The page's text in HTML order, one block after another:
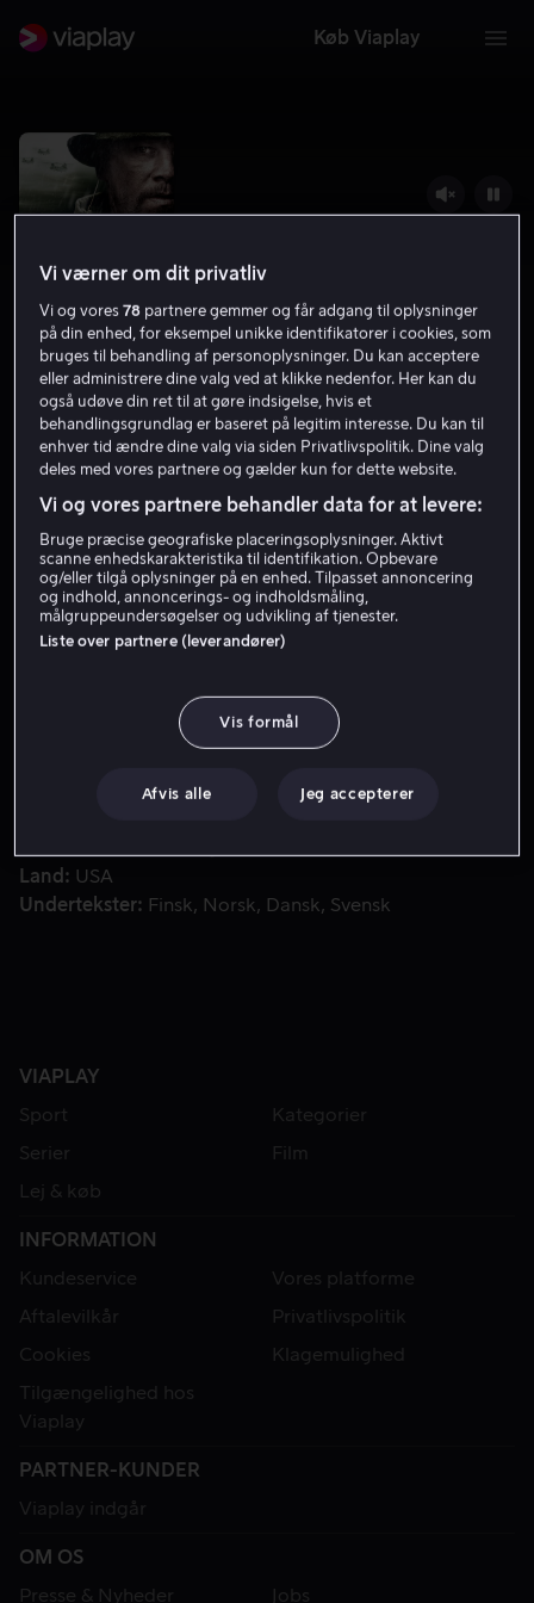
Køb Viaplay
Lone Survivor
7.5 Action 2013 1 t. 56 min
15 år
HD
Få Viaplay
hemmelig mission: At opspore og dræbe en berygtet
talebanleder i Afghanistan.
Mark Wahlberg Taylor Kitsch
Land
USA
Undertekster
Finsk Norsk Dansk Svensk
VIAPLAY
Sport
Kategorier
Serier
Film
Lej & køb
INFORMATION
Kundeservice
Vores platforme
Aftalevilkår
Privatlivspolitik
Cookies
Klagemulighed
Tilgængelighed hos
Viaplay
PARTNER-KUNDER
Viaplay indgår
OM OS
Presse & Nyheder
Jobs
Vi værner om dit privatliv
Vi og vores78 partnere gemmer og får adgang til oplysninger
på din enhed, for eksempel unikke identifikatorer i cookies, som
bruges til behandling af personoplysninger. Du kan acceptere
eller administrere dine valg ved at klikke nedenfor. Her kan du
også udøve din ret til at gøre indsigelse, hvis et
behandlingsgrundlag er baseret på legitim interesse. Du kan til
enhver tid ændre dine valg via siden Privatlivspolitik. Dine valg
deles med vores partnere og gælder kun for dette website.
Vi og vores partnere behandler data for at levere:
Bruge præcise geografiske placeringsoplysninger. Aktivt
scanne enhedskarakteristika til identifikation. Opbevare
og/eller tilgå oplysninger på en enhed. Tilpasset annoncering
og indhold, annoncerings- og indholdsmåling,
målgruppeundersøgelser og udvikling af tjenester.
Liste over partnere (leverandører)
Vis formål
Afvis alle Jeg accepterer